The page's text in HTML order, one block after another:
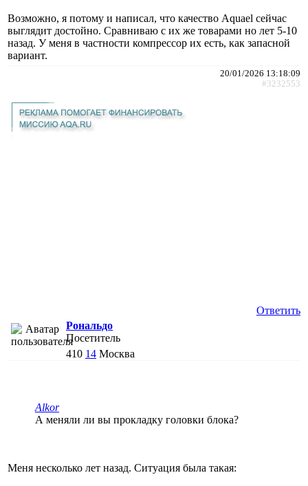
Возможно, я потому и написал, что качество Aquael сейчас
выглядит достойно. Сравниваю с их же товарами но лет 5-10
назад. У меня в частности компрессор их есть, как запасной
вариант.
20/01/2026 13:18:09
#3232553
Ответить
Рональдо
Посетитель
410 14 Москва
Alkor
А меняли ли вы прокладку головки блока?
Меня несколько лет назад. Ситуация была такая: